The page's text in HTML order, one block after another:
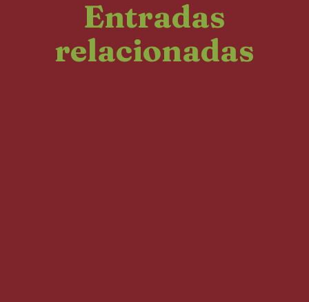
Entradas
relacionadas